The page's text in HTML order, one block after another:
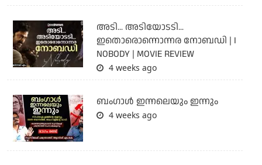
അടി... അടിയോടടി...
ഇതൊരൊന്നൊന്നര നോബഡി | I
NOBODY | MOVIE REVIEW
4 weeks ago
ബംഗാള്‍ ഇന്നലെയും ഇന്നും
4 weeks ago